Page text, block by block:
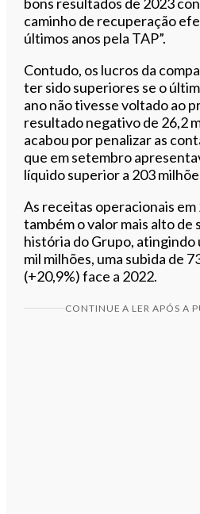
caminho de recuperação
últimos anos pela TAP”.
Contudo, os lucros da
ter sido superiores se o
ano não tivesse voltado ao
resultado negativo de 26,2
acabou por penalizar as
que em setembro
líquido superior a 203
As receitas operacionais
também o valor mais alto de
história do Grupo, atingindo
mil milhões, uma subida de
(+20,9%) face a 2022.
CONTINUE A LER APÓS A